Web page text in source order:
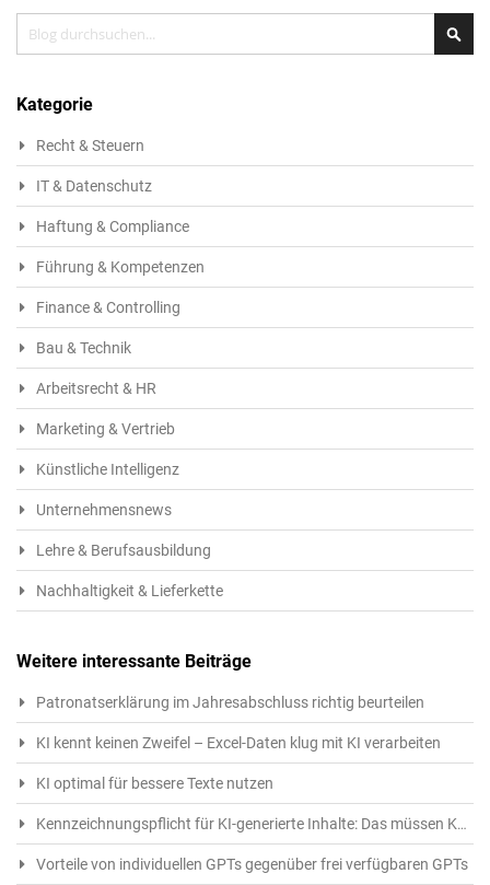
Kategorie
Recht & Steuern
IT & Datenschutz
Haftung & Compliance
Führung & Kompetenzen
Finance & Controlling
Bau & Technik
Arbeitsrecht & HR
Marketing & Vertrieb
Künstliche Intelligenz
Unternehmensnews
Lehre & Berufsausbildung
Nachhaltigkeit & Lieferkette
Weitere interessante Beiträge
Patronatserklärung im Jahresabschluss richtig beurteilen
KI kennt keinen Zweifel – Excel-Daten klug mit KI verarbeiten
KI optimal für bessere Texte nutzen
Kennzeichnungspflicht für KI-generierte Inhalte: Das müssen Kreative ab 1.8.2026 beachten
Vorteile von individuellen GPTs gegenüber frei verfügbaren GPTs